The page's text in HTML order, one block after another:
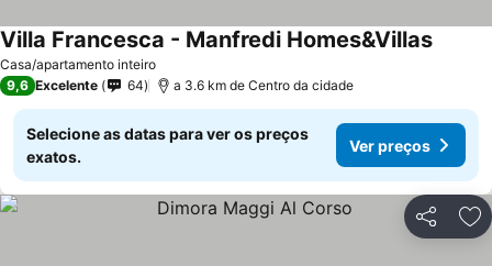
Casa/apartamento inteiro
Villa Francesca - Manfredi Homes&Villas
9,6 Excelente 64 a 3.6 km de Centro da cidade
Selecione as datas para ver os preços
exatos.
Ver preços
Partilhar